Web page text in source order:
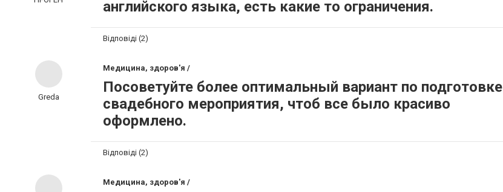
английского языка, есть какие то ограничения.
Відповіді (2)
Greda
Медицина, здоров'я /
Посоветуйте более оптимальный вариант по подготовке
свадебного мероприятия, чтоб все было красиво
оформлено.
Відповіді (2)
Медицина, здоров'я /